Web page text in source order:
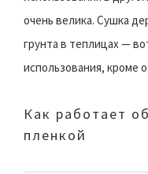
очень велика. Сушка
грунта в теплицах —
использования, кроме
Как работает
пленкой